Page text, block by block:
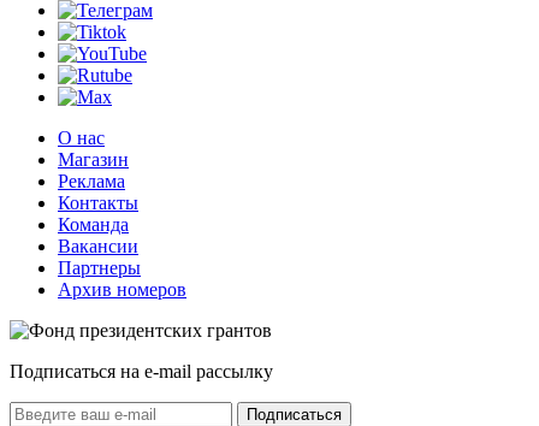
О нас
Магазин
Реклама
Контакты
Команда
Вакансии
Партнеры
Архив номеров
Подписаться на e-mail рассылку
Подписаться